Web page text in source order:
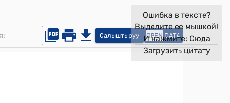
Салыштыруу OPEN DATA
Ошибка в тексте?
Выделите ее мышкой!
И нажмите: Сюда
Загрузить цитату